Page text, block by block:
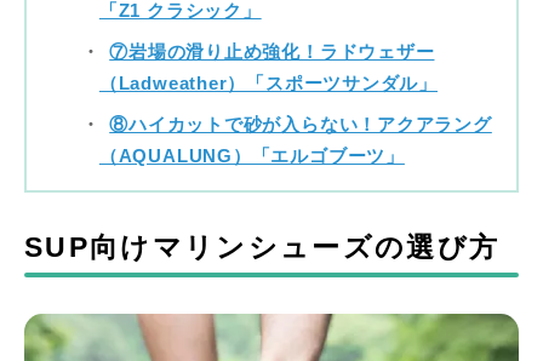
「Z1 クラシック」
⑦岩場の滑り止め強化！ラドウェザー
（Ladweather）「スポーツサンダル」
⑧ハイカットで砂が入らない！アクアラング
（AQUALUNG）「エルゴブーツ」
SUP向けマリンシューズの選び方